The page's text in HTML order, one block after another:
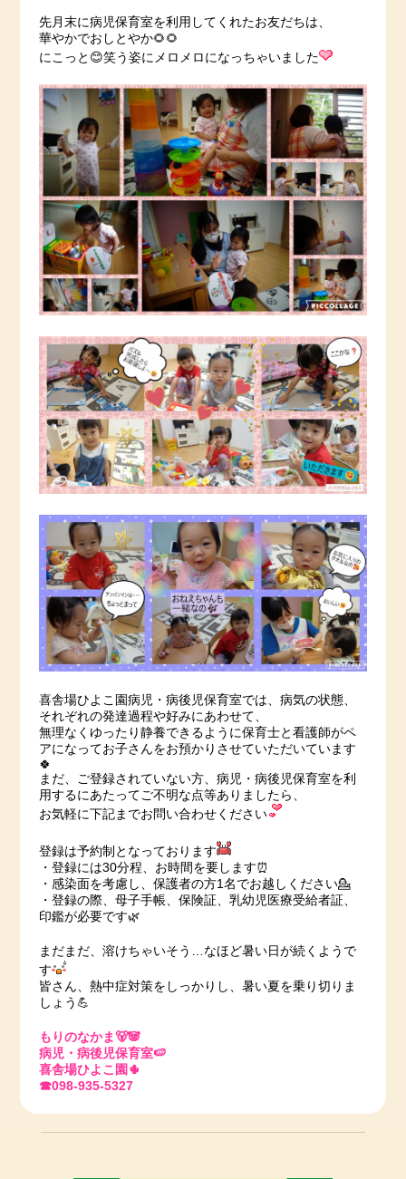
先月末に病児保育室を利用してくれたお友だちは、
華やかでおしとやか🌻🌻
にこっと😊笑う姿にメロメロになっちゃいました
喜舎場ひよこ園病児・病後児保育室では、病気の状態、
それぞれの発達過程や好みにあわせて、
無理なくゆったり静養できるように保育士と看護師がペ
アになってお子さんをお預かりさせていただいています
🍀
まだ、ご登録されていない方、病児・病後児保育室を利
用するにあたってご不明な点等ありましたら、
お気軽に下記までお問い合わせください
登録は予約制となっております
・登録には30分程、お時間を要します⏰
・感染面を考慮し、保護者の方1名でお越しください💁
・登録の際、母子手帳、保険証、乳幼児医療受給者証、
印鑑が必要です🌿
まだまだ、溶けちゃいそう…なほど暑い日が続くようで
す
皆さん、熱中症対策をしっかりし、暑い夏を乗り切りま
しょう💪
もりのなかま🐻🐼
病児・病後児保育室🍉
喜舎場ひよこ園🌵
☎098-935-5327